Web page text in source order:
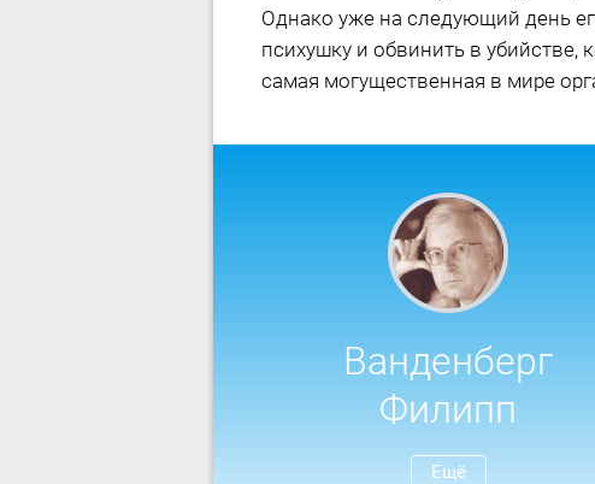
Однако уже на следующий день
психушку и обвинить в убийстве,
самая могущественная в мире
Ванденберг
Филипп
Ещё